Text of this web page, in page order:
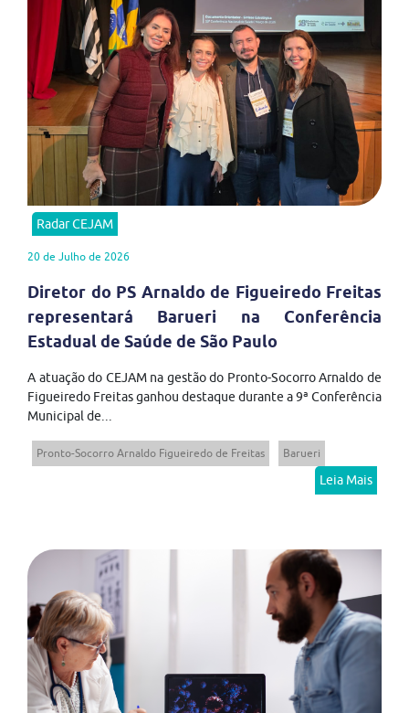
Radar CEJAM
20 de Julho de 2026
Diretor do PS Arnaldo de Figueiredo Freitas
representará Barueri na Conferência
Estadual de Saúde de São Paulo
A atuação do CEJAM na gestão do Pronto-Socorro Arnaldo de
Figueiredo Freitas ganhou destaque durante a 9ª Conferência
Municipal de...
Pronto-Socorro Arnaldo Figueiredo de Freitas Barueri
Leia Mais